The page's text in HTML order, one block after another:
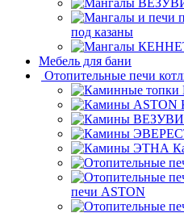
под казаны
Мебель для бани
Отопительные печи
печи ASTON